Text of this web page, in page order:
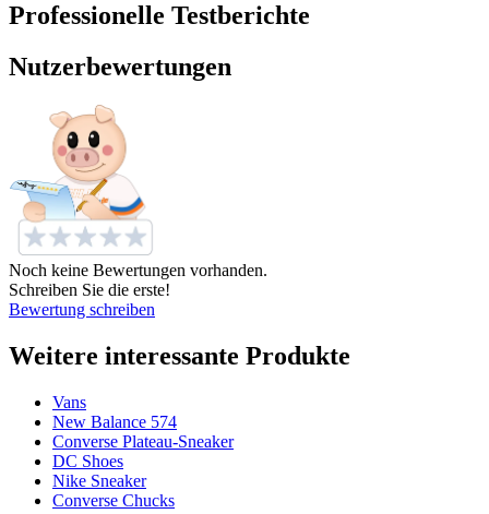
Professionelle Testberichte
Nutzerbewertungen
Noch keine Bewertungen vorhanden.
Schreiben Sie die erste!
Bewertung schreiben
Weitere interessante Produkte
Vans
New Balance 574
Converse Plateau-Sneaker
DC Shoes
Nike Sneaker
Converse Chucks